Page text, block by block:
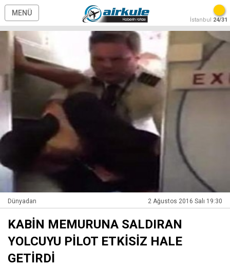
MENÜ
İstanbul 24/31
Dünyadan 2 Ağustos 2016 Salı 19:30
KABİN MEMURUNA SALDIRAN
YOLCUYU PİLOT ETKİSİZ HALE
GETİRDİ